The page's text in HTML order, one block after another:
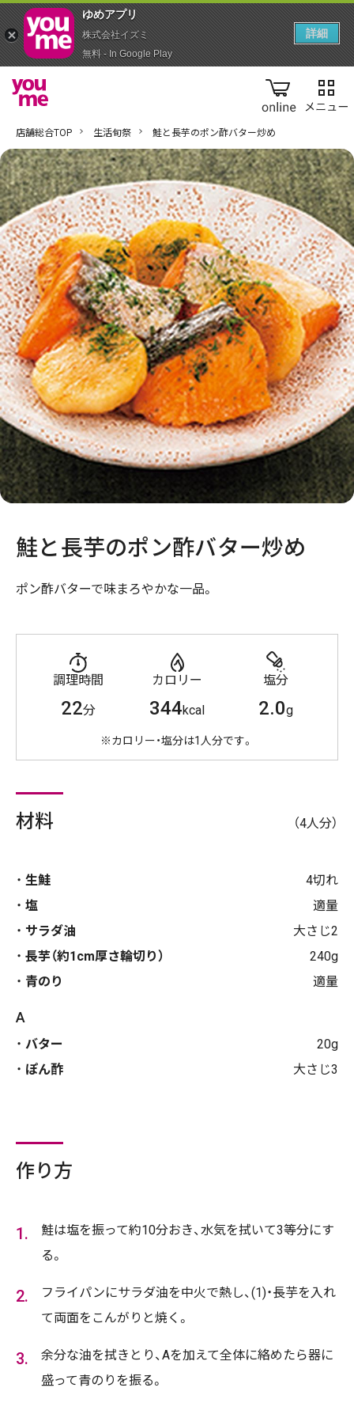
online
店舗総合TOP 生活旬祭 鮭と長芋のポン酢バター炒め
鮭と長芋のポン酢バター炒め
ポン酢バターで味まろやかな一品。
調理時間
22分
カロリー
344kcal
塩分
2.0g
※カロリー・塩分は1人分です。
材料 （4人分）
生鮭
4切れ
塩
適量
サラダ油
大さじ2
長芋（約1cm厚さ輪切り）
240g
青のり
適量
A
バター
20g
ぽん酢
大さじ3
作り方
鮭は塩を振って約10分おき、水気を拭いて3等分にす
る。
フライパンにサラダ油を中火で熱し、(1)・長芋を入れ
て両面をこんがりと焼く。
余分な油を拭きとり、Aを加えて全体に絡めたら器に
盛って青のりを振る。
ゆめアプ‪リ‬
株式会社イズミ
無料 - In Google Play
詳細